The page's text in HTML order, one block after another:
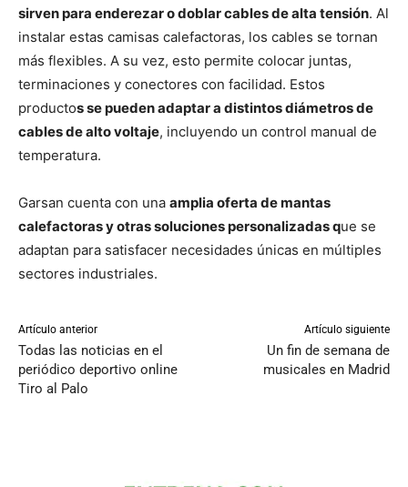
sirven para enderezar o doblar cables de alta tensión. Al
instalar estas camisas calefactoras, los cables se tornan
más flexibles. A su vez, esto permite colocar juntas,
terminaciones y conectores con facilidad. Estos
productos se pueden adaptar a distintos diámetros de
cables de alto voltaje, incluyendo un control manual de
temperatura.
Garsan cuenta con una amplia oferta de mantas
calefactoras y otras soluciones personalizadas que se
adaptan para satisfacer necesidades únicas en múltiples
sectores industriales.
Artículo anterior
Todas las noticias en el
periódico deportivo online
Tiro al Palo
Artículo siguiente
Un fin de semana de
musicales en Madrid